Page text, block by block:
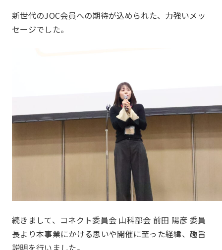
部会報告
国内・海外研修委員会
例会委員会
コミュニティシェア委員会
総務委員会
コネクト委員会
HAPPY BURGER
新世代のJOC会員への期待が込められた、力強いメッ
セージでした。
続きまして、コネクト委員会 山科部会 前田 陽彦 委員
長より本事業にかける思いや開催に至った経緯、趣旨
説明を行いました。